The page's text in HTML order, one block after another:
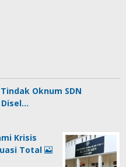
Oknum SDN
Disel…
Krisis
Total